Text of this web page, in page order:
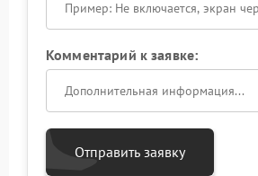
Комментарий к заявке:
Отправить заявку